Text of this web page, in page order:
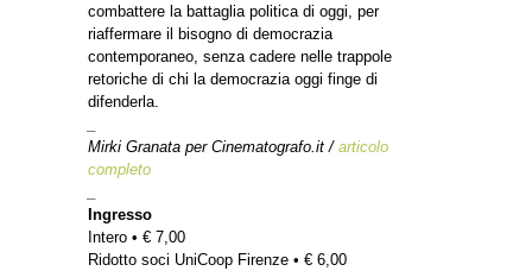
combattere la battaglia politica di oggi, per
riaffermare il bisogno di democrazia
contemporaneo, senza cadere nelle trappole
retoriche di chi la democrazia oggi finge di
difenderla.
Mirki Granata per Cinematografo.it / articolo
completo
Ingresso
Intero • € 7,00
Ridotto soci UniCoop Firenze • € 6,00